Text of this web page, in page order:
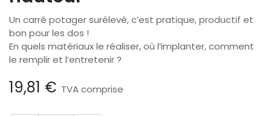
Un carré potager surélevé, c’est pratique, productif et
bon pour les dos !
En quels matériaux le réaliser, où l’implanter, comment
le remplir et l’entretenir ?
19,81 € TVA comprise